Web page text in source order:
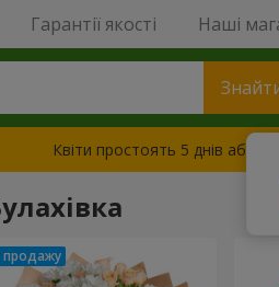
Гарантії якості Наші
Квіти простоять 5 днів або